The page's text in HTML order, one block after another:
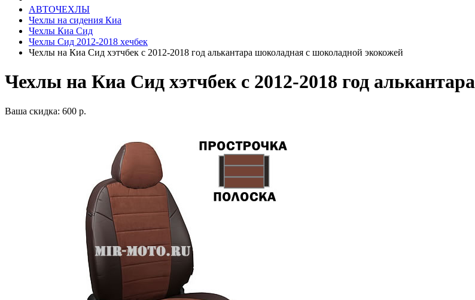
АВТОЧЕХЛЫ
Чехлы на сидения Киа
Чехлы Киа Сид
Чехлы Сид 2012-2018 хечбек
Чехлы на Киа Сид хэтчбек с 2012-2018 год алькантара шоколадная с шоколадной экокожей
Чехлы на Киа Сид хэтчбек с 2012-2018 год
Ваша скидка: 600 р.